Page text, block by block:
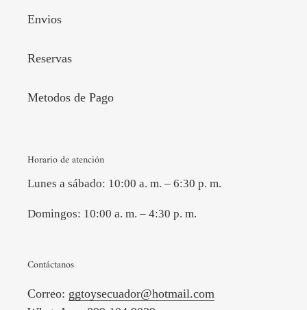
Envios
Reservas
Metodos de Pago
Horario de atención
Lunes a sábado: 10:00 a. m. – 6:30 p. m.
Domingos: 10:00 a. m. – 4:30 p. m.
Contáctanos
Correo: ggtoysecuador@hotmail.com